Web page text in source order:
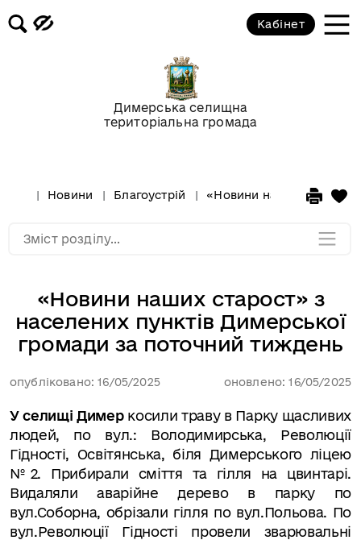
Димерська селищна
територіальна громада
Кабінет
Новини Благоустрій «Новини наших старост»
«Новини наших старост» з
населених пунктів Димерської
громади за поточний тиждень
опубліковано: 16/05/2025 оновлено: 16/05/2025
У селищі Димеркосили траву в Парку щасливих
людей, по вул.: Володимирська, Революції
Гідності, Освітянська, біля Димерського ліцею
№2. Прибирали сміття та гілля на цвинтарі.
Видаляли аварійне дерево в парку по
вул.Соборна, обрізали гілля по вул.Польова. По
вул.Революції Гідності провели зварювальні
Зміст розділу...